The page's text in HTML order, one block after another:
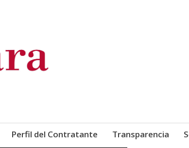
Comercio, Industria y
Perfil del Contratante Transparencia